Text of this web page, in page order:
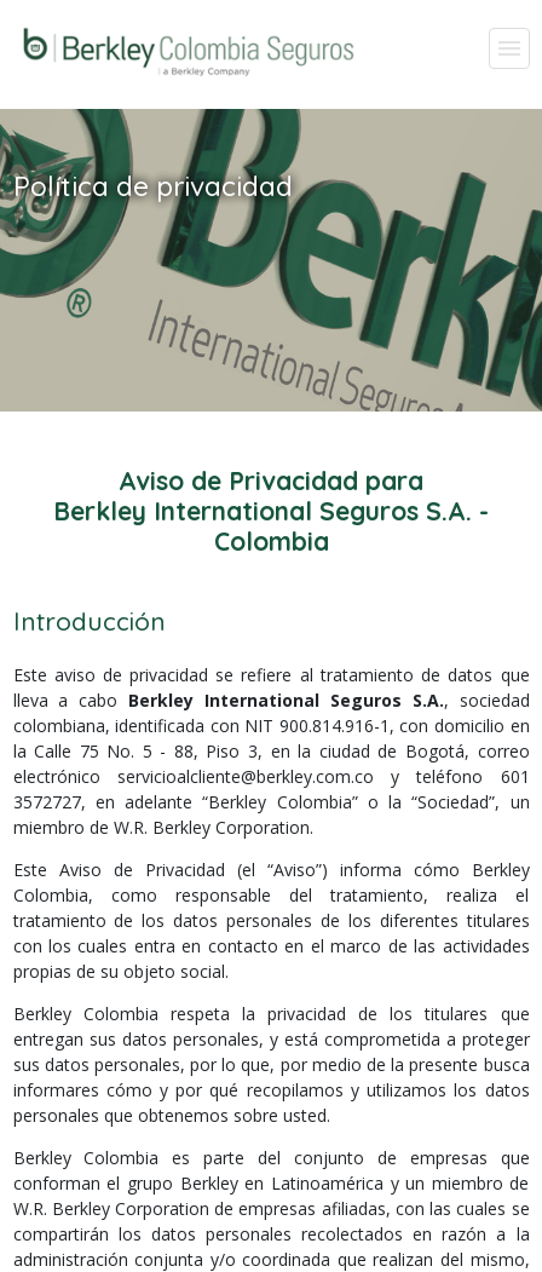
Política de privacidad
Aviso de Privacidad para
Berkley International Seguros S.A. -
Colombia
Introducción
Este aviso de privacidad se refiere al tratamiento de datos que
lleva a cabo Berkley International Seguros S.A., sociedad
colombiana, identificada con NIT 900.814.916-1, con domicilio en
la Calle 75 No. 5 - 88, Piso 3, en la ciudad de Bogotá, correo
electrónico servicioalcliente@berkley.com.co y teléfono 601
3572727, en adelante “Berkley Colombia” o la “Sociedad”, un
miembro de W.R. Berkley Corporation.
Este Aviso de Privacidad (el “Aviso”) informa cómo Berkley
Colombia, como responsable del tratamiento, realiza el
tratamiento de los datos personales de los diferentes titulares
con los cuales entra en contacto en el marco de las actividades
propias de su objeto social.
Berkley Colombia respeta la privacidad de los titulares que
entregan sus datos personales, y está comprometida a proteger
sus datos personales, por lo que, por medio de la presente busca
informares cómo y por qué recopilamos y utilizamos los datos
personales que obtenemos sobre usted.
Berkley Colombia es parte del conjunto de empresas que
conforman el grupo Berkley en Latinoamérica y un miembro de
W.R. Berkley Corporation de empresas afiliadas, con las cuales se
compartirán los datos personales recolectados en razón a la
administración conjunta y/o coordinada que realizan del mismo,